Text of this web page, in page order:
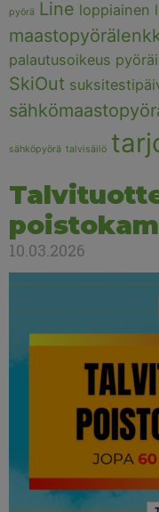
pyörä Line loppiainen
palautusoikeus
SkiOut
sähköpyörä talvisäilö
10.03.2026